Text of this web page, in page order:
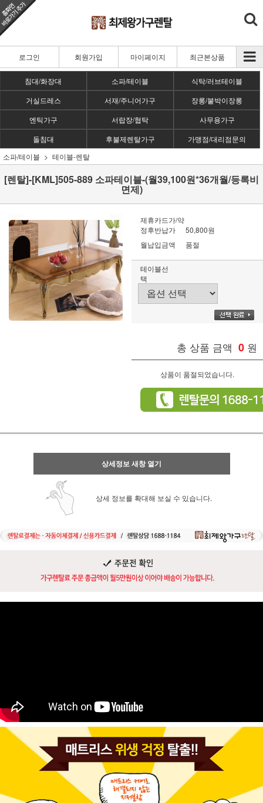
로그인 회원가입 마이페이지 최근본상품
침대/화장대 소파/테이블
식탁/러브테이블
거실드레스
서재/주니어가구
장롱/붙박이장롱
엔틱가구
서랍장/협탁
사무용가구
돌침대
후불제렌탈가구
가맹점/대리점문의
소파/테이블
테이블-렌탈
[렌탈]-[KML]505-889 소파테이블-(월39,100원*36개월/등록비
면제)
제휴카드가/약
정후반납가
50,800원
월납입금액
품절
테이블선
택
총 상품 금액 0 원
상품이 품절되었습니다.
상세정보 새창 열기
상세 정보를 확대해 보실 수 있습니다.